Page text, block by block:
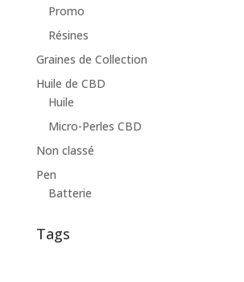
Promo
Résines
Graines de Collection
Huile de CBD
Huile
Micro-Perles CBD
Non classé
Pen
Batterie
Tags